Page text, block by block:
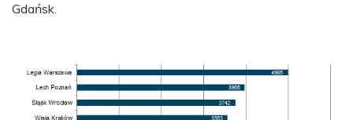
Gdańsk.